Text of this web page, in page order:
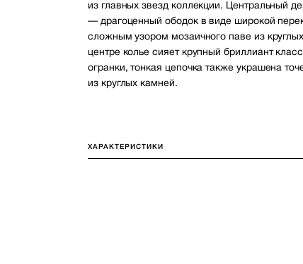
из главных звезд коллекции. Центральный
— драгоценный ободок в виде широкой
сложным узором мозаичного паве из
центре колье сияет крупный бриллиант
огранки, тонкая цепочка также украшена
из круглых камней.
ХАРАКТЕРИСТИКИ